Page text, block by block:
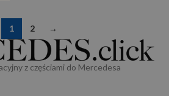
1 2 →
z częściami do Mercedesa